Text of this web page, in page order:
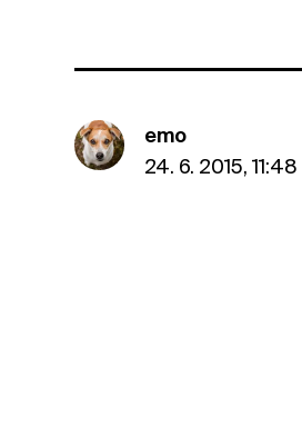
emo
24. 6. 2015, 11:48